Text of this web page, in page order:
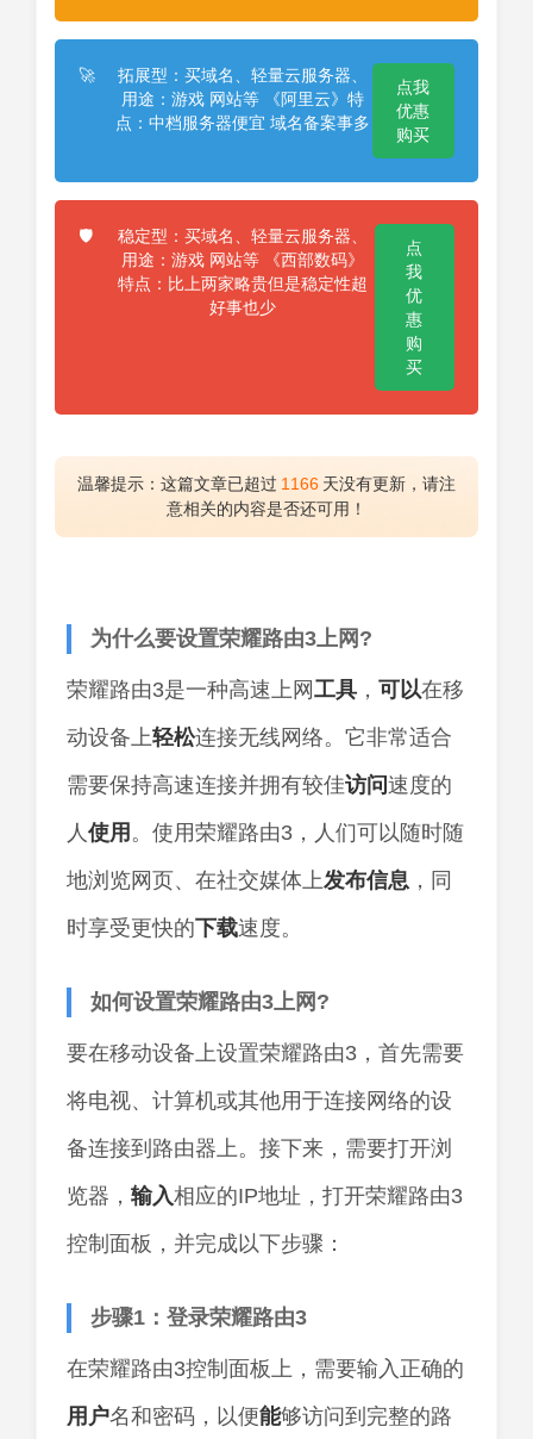
🚀
拓展型：买域名、轻量云服务器、
用途：游戏 网站等 《阿里云》特
点：中档服务器便宜 域名备案事多
点我
优惠
购买
🛡️
稳定型：买域名、轻量云服务器、
用途：游戏 网站等 《西部数码》
特点：比上两家略贵但是稳定性超
好事也少
点
我
优
惠
购
买
温馨提示：这篇文章已超过 1166 天没有更新，请注
意相关的内容是否还可用！
为什么要设置荣耀路由3上网?
荣耀路由3是一种高速上网 工具 ， 可以在移
动设备上轻松连接无线网络。它非常适合
需要保持高速连接并拥有较佳访问速度的
人使用 。使用荣耀路由3，人们可以随时随
地浏览网页、在社交媒体上发布信息 ，同
时享受更快的下载速度。
如何设置荣耀路由3上网?
要在移动设备上设置荣耀路由3，首先需要
将电视、计算机或其他用于连接网络的设
备连接到路由器上。接下来，需要打开浏
览器， 输入相应的IP地址，打开荣耀路由3
控制面板，并完成以下步骤：
步骤1：登录荣耀路由3
在荣耀路由3控制面板上，需要输入正确的
用户名和密码，以便能够访问到完整的路